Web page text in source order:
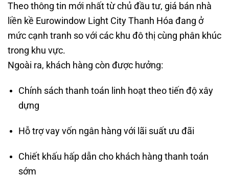
Theo thông tin mới nhất từ chủ đầu tư, giá bán nhà
liền kề Eurowindow Light City Thanh Hóa đang ở
mức cạnh tranh so với các khu đô thị cùng phân khúc
trong khu vực.
Ngoài ra, khách hàng còn được hưởng:
Chính sách thanh toán linh hoạt theo tiến độ xây
dựng
Hỗ trợ vay vốn ngân hàng với lãi suất ưu đãi
Chiết khấu hấp dẫn cho khách hàng thanh toán
sớm